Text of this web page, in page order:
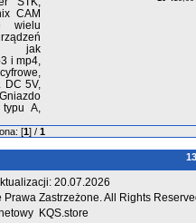
CAM
wielu
jak
i mp4,
DC 5V,
A,
[1] / 1
20.07.2026
Zastrzeżone. All Rights
KQS.store